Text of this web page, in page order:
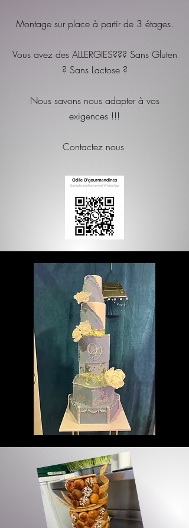
Montage sur place à partir de 3 étages.
Vous avez des ALLERGIES??? Sans Gluten
? Sans Lactose ?
Nous savons nous adapter à vos
exigences !!!
Contactez nous